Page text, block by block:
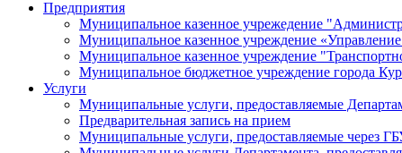
Предприятия
Муниципальное казенное учрежедение
Муниципальное казенное учреждение «Управление
Муниципальное казенное учреждение
Муниципальное бюджетное учреждение города
Услуги
Муниципальные услуги, предоставляемые
Предварительная запись на прием
Муниципальные услуги, предоставляемые через